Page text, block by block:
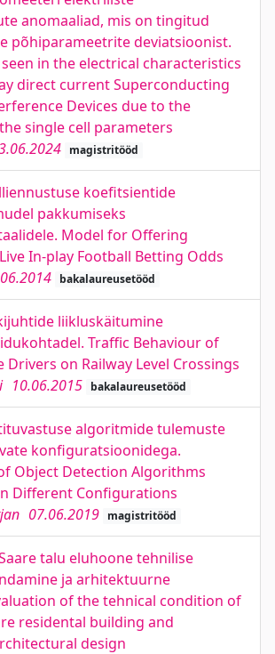
anomaaliad, mis on tingitud
põhiparameetrite deviatsioonist.
in the electrical characteristics
direct current Superconducting
Devices due to the
single cell parameters
magistritööd
koefitsientide
pakkumiseks
Model for Offering
In-play Football Betting Odds
bakalaureusetööd
liikluskäitumine
Traffic Behaviour of
Drivers on Railway Level Crossings
10.06.2015 bakalaureusetööd
algoritmide tulemuste
konfiguratsioonidega.
Object Detection Algorithms
Different Configurations
07.06.2019 magistritööd
talu eluhoone tehnilise
ja arhitektuurne
of the tehnical condition of
residental building and
design